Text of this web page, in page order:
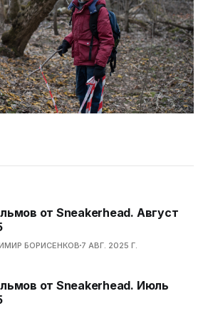
от Sneakerhead. Август
БОРИСЕНКОВ 7 АВГ. 2025 Г.
от Sneakerhead. Июль